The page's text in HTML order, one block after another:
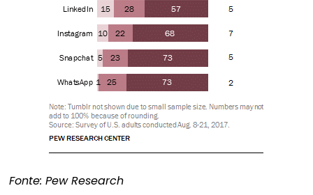
Fonte: Pew Research